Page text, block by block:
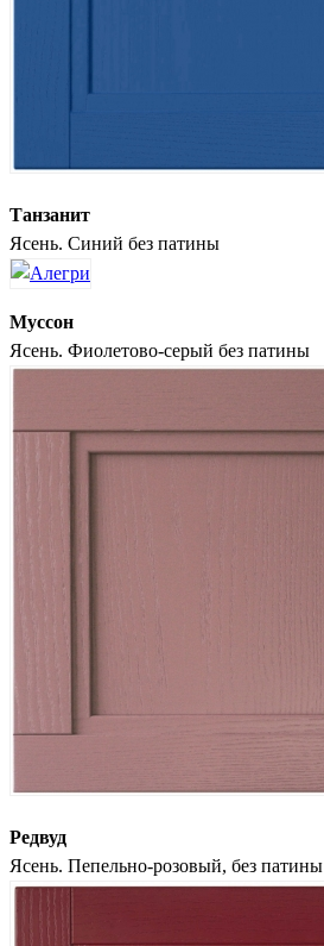
Танзанит
Ясень. Синий без патины
Муссон
Ясень. Фиолетово-серый без патины
Редвуд
Ясень. Пепельно-розовый, без патины